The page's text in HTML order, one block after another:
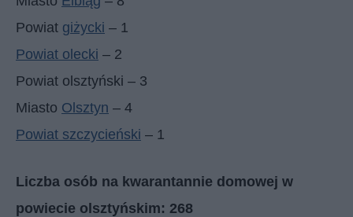
Powiat giżycki – 1
Powiat olecki – 2
Powiat olsztyński – 3
Miasto Olsztyn – 4
Powiat szczycieński – 1
Liczba osób na kwarantannie domowej w
powiecie olsztyńskim: 268